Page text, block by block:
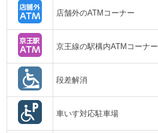
店舗外のATMコーナー
京王線の駅構内ATMコーナー
段差解消
車いす対応駐車場